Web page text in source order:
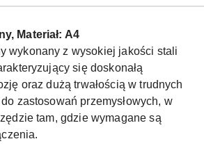
Materiał: A4
wykonany z wysokiej jakości stali
się doskonałą
oraz dużą trwałością w trudnych
zastosowań przemysłowych, w
tam, gdzie wymagane są